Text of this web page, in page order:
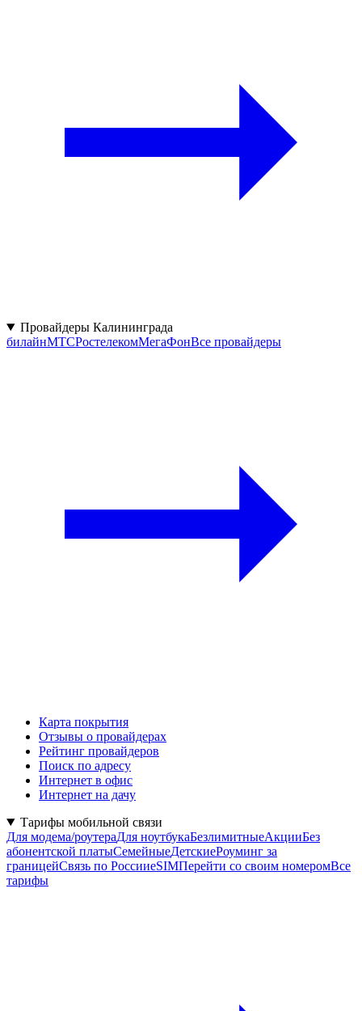
Провайдеры Калининграда
билайнМТСРостелекомМегаФонВсе провайдеры
Карта покрытия
Отзывы о провайдерах
Рейтинг провайдеров
Поиск по адресу
Интернет в офис
Интернет на дачу
Тарифы мобильной связи
Для модема/роутераДля ноутбукаБезлимитныеАкцииБез
абонентской платыСемейныеДетскиеРоуминг за
границейСвязь по РоссииeSIMПерейти со своим номеромВсе
тарифы